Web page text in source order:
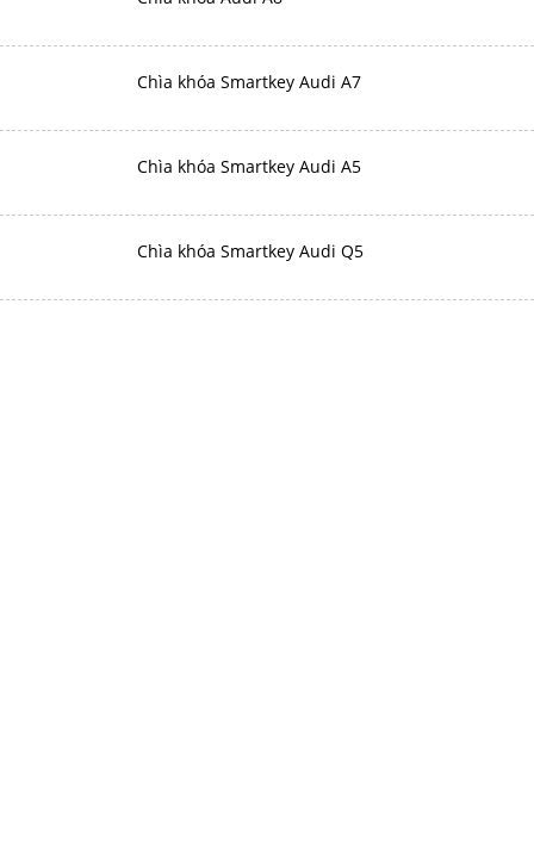
Chìa khóa Smartkey Audi A7
Chìa khóa Smartkey Audi A5
Chìa khóa Smartkey Audi Q5